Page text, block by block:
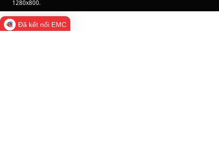
1280x800.
Đã kết nối EMC